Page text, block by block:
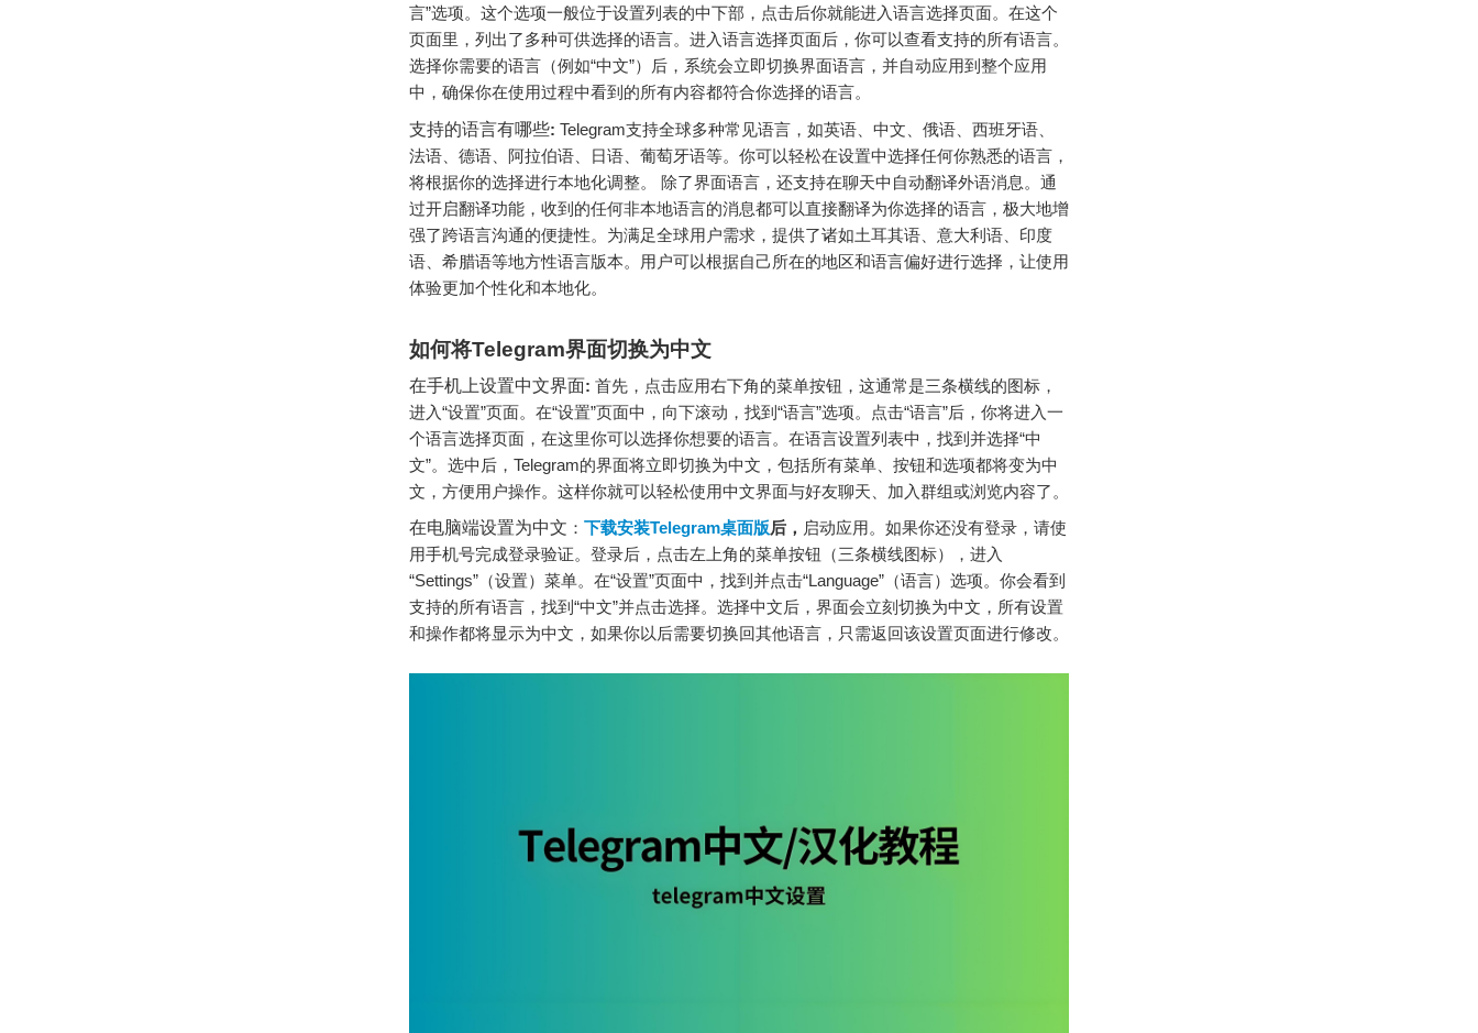
言”选项。这个选项一般位于设置列表的中下部，点击后你就能进入语言选择页面。在这个
页面里，列出了多种可供选择的语言。进入语言选择页面后，你可以查看支持的所有语言。
选择你需要的语言（例如“中文”）后，系统会立即切换界面语言，并自动应用到整个应用
中，确保你在使用过程中看到的所有内容都符合你选择的语言。
支持的语言有哪些: Telegram支持全球多种常见语言，如英语、中文、俄语、西班牙语、
法语、德语、阿拉伯语、日语、葡萄牙语等。你可以轻松在设置中选择任何你熟悉的语言，
将根据你的选择进行本地化调整。 除了界面语言，还支持在聊天中自动翻译外语消息。通
过开启翻译功能，收到的任何非本地语言的消息都可以直接翻译为你选择的语言，极大地增
强了跨语言沟通的便捷性。为满足全球用户需求，提供了诸如土耳其语、意大利语、印度
语、希腊语等地方性语言版本。用户可以根据自己所在的地区和语言偏好进行选择，让使用
体验更加个性化和本地化。
如何将Telegram界面切换为中文
在手机上设置中文界面: 首先，点击应用右下角的菜单按钮，这通常是三条横线的图标，
进入“设置”页面。在“设置”页面中，向下滚动，找到“语言”选项。点击“语言”后，你将进入一
个语言选择页面，在这里你可以选择你想要的语言。在语言设置列表中，找到并选择“中
文”。选中后，Telegram的界面将立即切换为中文，包括所有菜单、按钮和选项都将变为中
文，方便用户操作。这样你就可以轻松使用中文界面与好友聊天、加入群组或浏览内容了。
在电脑端设置为中文 ： 下载安装Telegram桌面版后， 启动应用。如果你还没有登录，请使
用手机号完成登录验证。登录后，点击左上角的菜单按钮（三条横线图标），进入
“Settings”（设置）菜单。在“设置”页面中，找到并点击“Language”（语言）选项。你会看到
支持的所有语言，找到“中文”并点击选择。选择中文后，界面会立刻切换为中文，所有设置
和操作都将显示为中文，如果你以后需要切换回其他语言，只需返回该设置页面进行修改。